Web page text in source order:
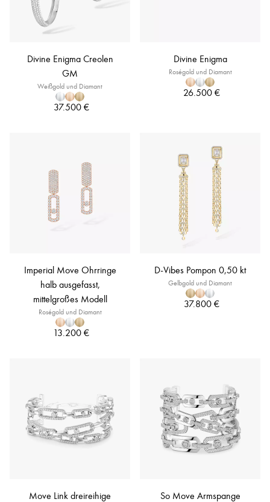
Divine Enigma Creolen
GM
Weißgold und Diamant
37.500 €
Divine Enigma
Roségold und Diamant
26.500 €
Imperial Move Ohrringe
halb ausgefasst,
mittelgroßes Modell
Roségold und Diamant
13.200 €
D-Vibes Pompon 0,50 kt
Gelbgold und Diamant
37.800 €
Move Link dreireihige
So Move Armspange